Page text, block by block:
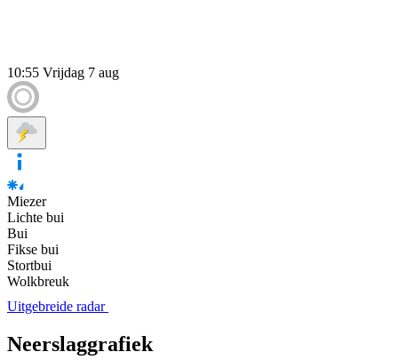
10:55 Vrijdag 7 aug
Miezer
Lichte bui
Bui
Fikse bui
Stortbui
Wolkbreuk
Uitgebreide radar
Neerslaggrafiek